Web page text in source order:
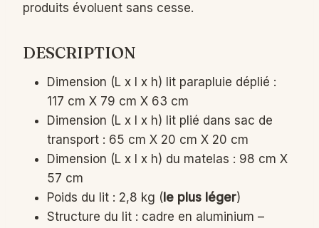
produits évoluent sans cesse.
DESCRIPTION
Dimension (L x l x h) lit parapluie déplié :
117 cm X 79 cm X 63 cm
Dimension (L x l x h) lit plié dans sac de
transport : 65 cm X 20 cm X 20 cm
Dimension (L x l x h) du matelas : 98 cm X
57 cm
Poids du lit : 2,8 kg ( le plus léger)
Structure du lit : cadre en aluminium –